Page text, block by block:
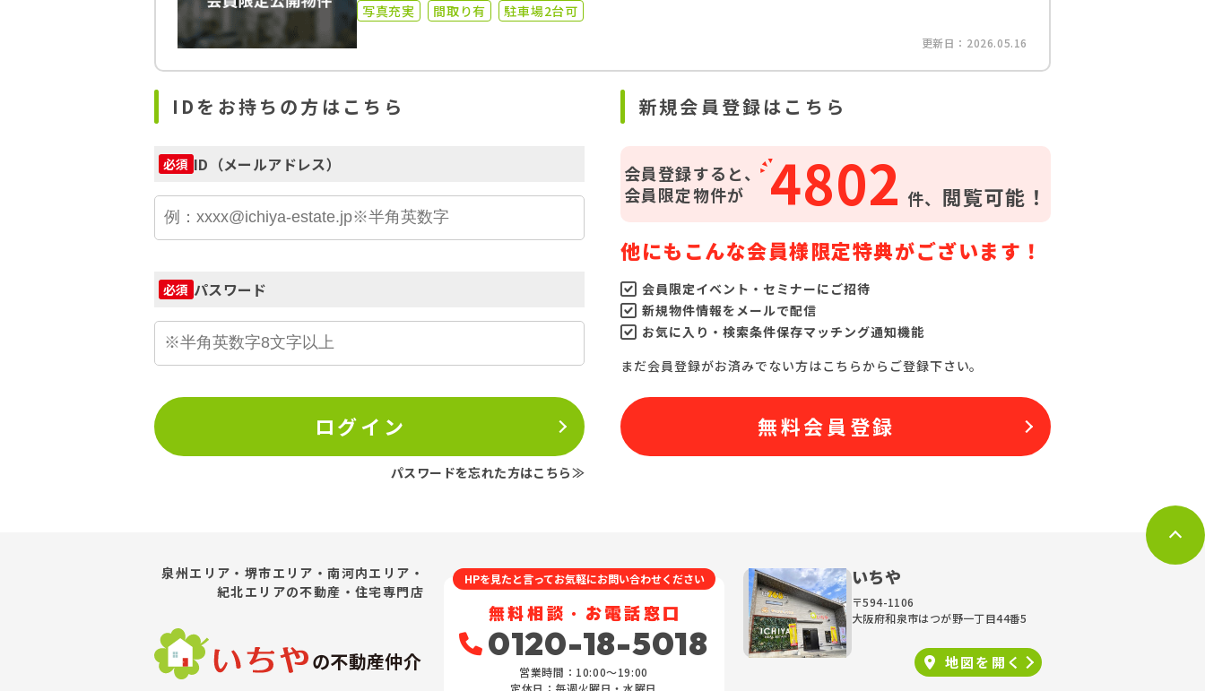
写真充実
間取り有 駐車場2台可
更新日：2026.05.16
IDをお持ちの方はこちら
必須 ID（メールアドレス）
必須 パスワード
ログイン
パスワードを忘れた方はこちら≫
新規会員登録はこちら
会員登録すると、
会員限定物件が
4802 件、 閲覧可能！
他にもこんな会員様限定特典がございます！
会員限定イベント・セミナーにご招待
新規物件情報をメールで配信
お気に入り・検索条件保存マッチング通知機能
まだ会員登録がお済みでない方はこちらからご登録下さい。
無料会員登録
泉州エリア・堺市エリア・南河内エリア・
紀北エリアの不動産・住宅専門店
の不動産仲介
HPを見たと言ってお気軽にお問い合わせください
無料相談・お電話窓口
0120-18-5018
営業時間：10:00〜19:00
いちや
〒594-1106
大阪府和泉市はつが野一丁目44番5
地図を 開く